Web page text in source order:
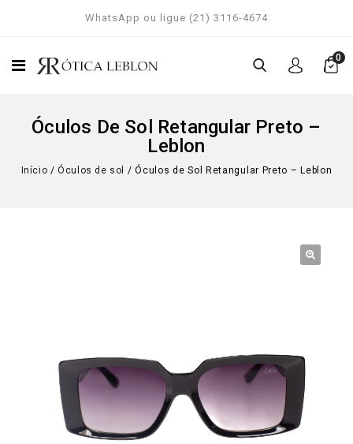
WhatsApp ou ligue (21) 3116-4674
0
Óculos De Sol Retangular Preto –
Leblon
Início /Óculos de sol /Óculos de Sol Retangular Preto – Leblon